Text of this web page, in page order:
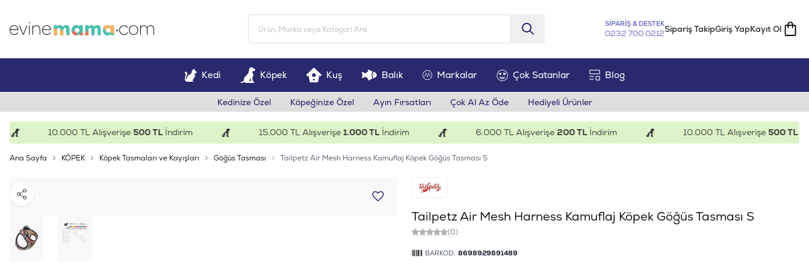
SİPARİŞ & DESTEK
0232 700 0212Sipariş TakipGiriş YapKayıt Ol
Kedi Köpek Kuş Balık Markalar Çok Satanlar Blog
Kedinize Özel Köpeğinize Özel Ayın Fırsatları Çok Al Az Öde Hediyeli Ürünler
10.000 TL Alışverişe500 TLİndirim 15.000 TL Alışverişe1.000 TLİndirim 6.000 TL Alışverişe200 TLİndirim 10.000 TL Alışverişe500 TLİndirim
Ana Sayfa KÖPEK Köpek Tasmaları ve Kayışları Göğüs Tasması Tailpetz Air Mesh Harness Kamuflaj Köpek Göğüs Tasması S
Paylaş
Tailpetz Air Mesh Harness Kamuflaj Köpek Göğüs Tasması S
(0)
BARKOD: 8698929691489